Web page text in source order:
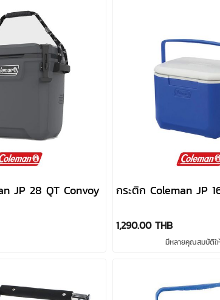
JP 28 QT Convoy
กระติก Coleman JP
1,290.00 THB
มีหลายคุณสมบัติใ